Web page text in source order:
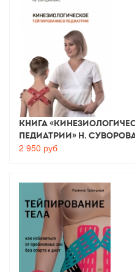
Книга
педиатрии» Н.
2 950 руб